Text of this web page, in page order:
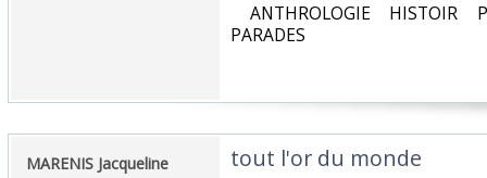
ANTHROLOGIE HISTOIR
PARADES‎
‎MARENIS Jacqueline‎ ‎tout l'or du monde‎